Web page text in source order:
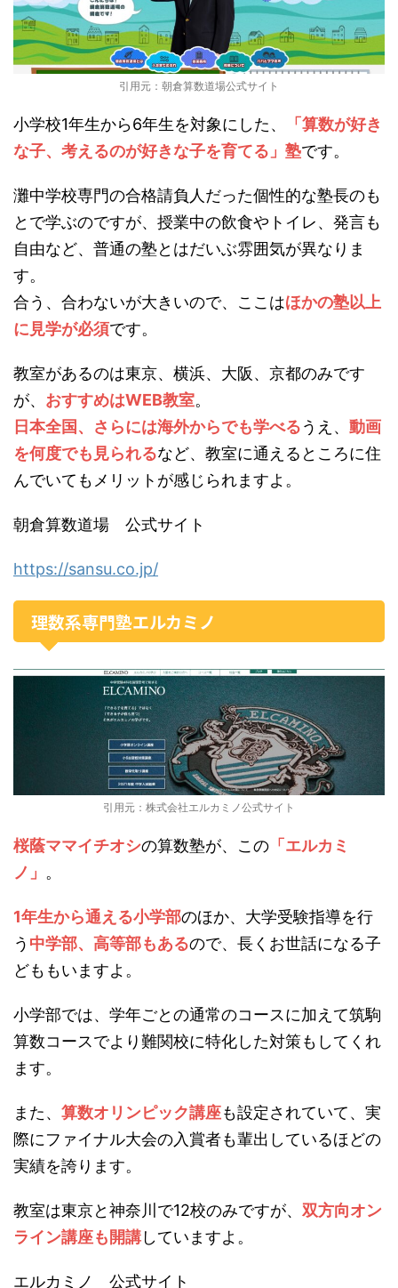
引用元：朝倉算数道場公式サイト
小学校1年生から6年生を対象にした、
「算数が好き
な子、考えるのが好きな子を育てる」塾です。
灘中学校専門の合格請負人だった個性的な塾長のも
とで学ぶのですが、授業中の飲食やトイレ、発言も
自由など、普通の塾とはだいぶ雰囲気が異なりま
す。
合う、合わないが大きいので、ここはほかの塾以上
に見学が必須です。
教室があるのは東京、横浜、大阪、京都のみです
が、 おすすめはWEB教室。
日本全国、さらには海外からでも学べるうえ、 動画
を何度でも見られるなど、教室に通えるところに住
んでいてもメリットが感じられますよ。
朝倉算数道場 公式サイト
https://sansu.co.jp/
理数系専門塾エルカミノ
引用元：株式会社エルカミノ公式サイト
桜蔭ママイチオシの算数塾が、この 「エルカミ
ノ」 。
1年生から通える小学部のほか、大学受験指導を行
う 中学部、高等部もあるので、長くお世話になる子
どももいますよ。
小学部では、学年ごとの通常のコースに加えて筑駒
算数コースでより難関校に特化した対策もしてくれ
ます。
また、 算数オリンピック講座も設定されていて、実
際にファイナル大会の入賞者も輩出しているほどの
実績を誇ります。
教室は東京と神奈川で12校のみですが、 双方向オン
ライン講座も開講していますよ。
エルカミノ 公式サイト